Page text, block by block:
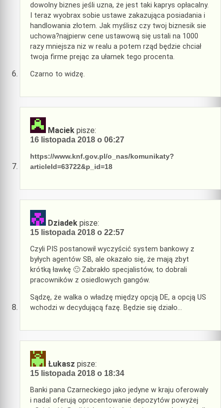
dowolny biznes jeśli uzna, że jest taki kaprys opłacalny.
I teraz wyobrax sobie ustawe zakazująca posiadania i
handlowania złotem. Jak myślisz czy twoj biznesik sie
uchowa?najpierw cene ustawową się ustali na 1000
razy mniejsza niz w realu a potem rząd będzie chciał
twoja firme prejąc za ułamek tego procenta.
Czarno to widzę.
Maciek pisze:
16 listopada 2018 o 06:27
https://www.knf.gov.pl/o_nas/komunikaty?
articleId=63722&p_id=18
Dziadek pisze:
15 listopada 2018 o 22:57
Czyli PIS postanowił wyczyścić system bankowy z
byłych agentów SB, ale okazało się, że mają zbyt
krótką ławkę 🙂 Zabrakło specjalistów, to dobrali
pracowników z osiedlowych gangów.
Sądzę, że walka o władzę między opcją DE, a opcją US
wchodzi w decydującą fazę. Będzie się działo…
Łukasz pisze:
15 listopada 2018 o 18:34
Banki pana Czarneckiego jako jedyne w kraju oferowały
i nadal oferują oprocentowanie depozytów powyżej